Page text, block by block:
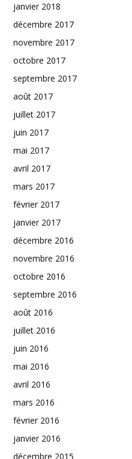
janvier 2018
décembre 2017
novembre 2017
octobre 2017
septembre 2017
août 2017
juillet 2017
juin 2017
mai 2017
avril 2017
mars 2017
février 2017
janvier 2017
décembre 2016
novembre 2016
octobre 2016
septembre 2016
août 2016
juillet 2016
juin 2016
mai 2016
avril 2016
mars 2016
février 2016
janvier 2016
décembre 2015